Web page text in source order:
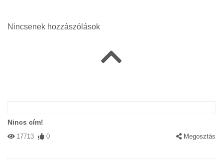
Nincsenek hozzászólások
Nincs cím!
17713 0 Megosztás